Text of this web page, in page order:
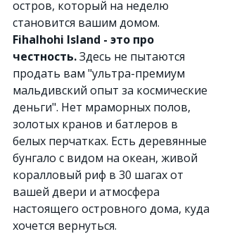
остров, который на неделю
становится вашим домом.
Fihalhohi Island - это про
честность. Здесь не пытаются
продать вам "ультра-премиум
мальдивский опыт за космические
деньги". Нет мраморных полов,
золотых кранов и батлеров в
белых перчатках. Есть деревянные
бунгало с видом на океан, живой
коралловый риф в 30 шагах от
вашей двери и атмосфера
настоящего островного дома, куда
хочется вернуться.